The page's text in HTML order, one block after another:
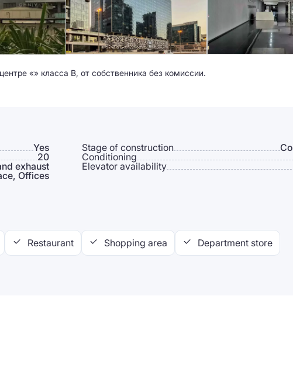
«» класса B, от собственника без комиссии.
Yes Stage of construction
20 Conditioning
exhaust Elevator availability
Offices
Restaurant Shopping area Department store